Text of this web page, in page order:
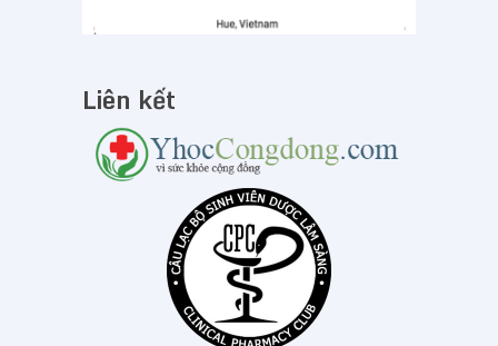
Liên kết